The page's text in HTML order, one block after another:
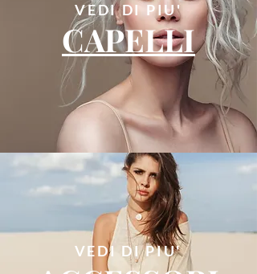
VEDI DI PIU'
CAPELLI
VEDI DI PIU'